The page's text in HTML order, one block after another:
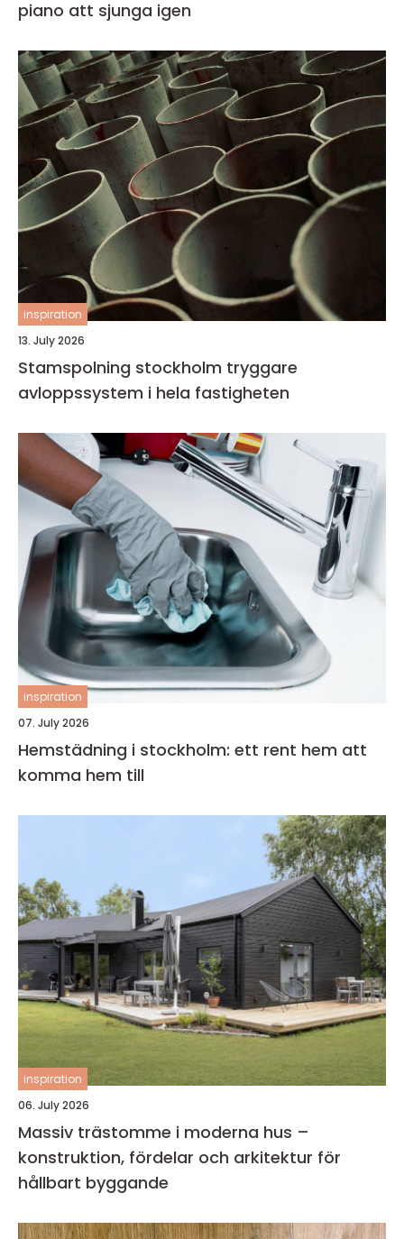
piano att sjunga igen
inspiration
13. July 2026
Stamspolning stockholm tryggare
avloppssystem i hela fastigheten
inspiration
07. July 2026
Hemstädning i stockholm: ett rent hem att
komma hem till
inspiration
06. July 2026
Massiv trästomme i moderna hus –
konstruktion, fördelar och arkitektur för
hållbart byggande